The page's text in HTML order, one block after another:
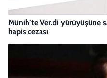
Münih’te Ver.di yürüyüşüne
hapis cezası